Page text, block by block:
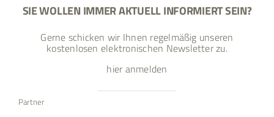
SIE WOLLEN IMMER AKTUELL INFORMIERT SEIN?
Gerne schicken wir Ihnen regelmäßig unseren
kostenlosen elektronischen Newsletter zu.
hier anmelden
Partner